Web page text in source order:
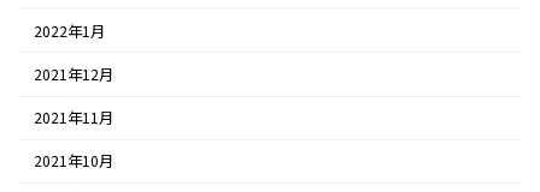
2022年1月
2021年12月
2021年11月
2021年10月